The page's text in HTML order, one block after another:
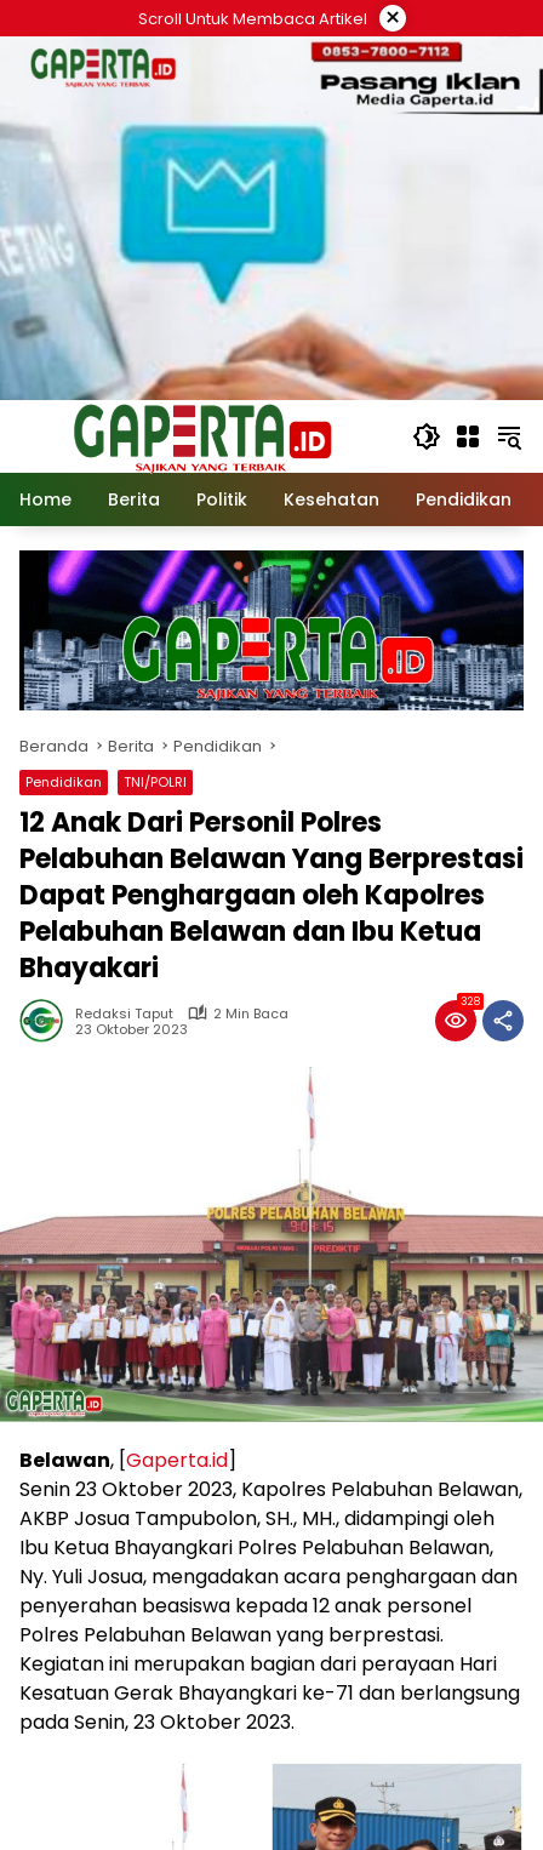
ke
konten
Scroll Untuk Membaca Artikel ×
Home Berita Politik Kesehatan Pendidikan
Beranda Berita Pendidikan
Pendidikan TNI/POLRI
12 Anak Dari Personil Polres
Pelabuhan Belawan Yang Berprestasi
Dapat Penghargaan oleh Kapolres
Pelabuhan Belawan dan Ibu Ketua
Bhayakari
Redaksi Taput
2 Min Baca
23 Oktober 2023
328
Belawan, [Gaperta.id]
Senin 23 Oktober 2023, Kapolres Pelabuhan Belawan,
AKBP Josua Tampubolon, SH., MH., didampingi oleh
Ibu Ketua Bhayangkari Polres Pelabuhan Belawan,
Ny. Yuli Josua, mengadakan acara penghargaan dan
penyerahan beasiswa kepada 12 anak personel
Polres Pelabuhan Belawan yang berprestasi.
Kegiatan ini merupakan bagian dari perayaan Hari
Kesatuan Gerak Bhayangkari ke-71 dan berlangsung
pada Senin, 23 Oktober 2023.